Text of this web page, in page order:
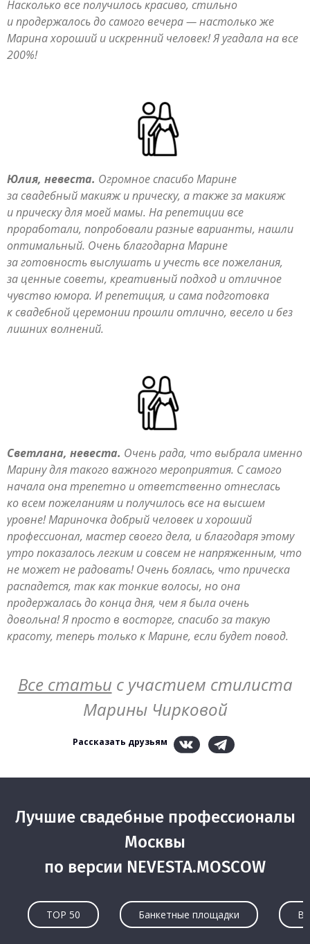
Насколько все получилось красиво, стильно
и продержалось до самого вечера — настолько же
Марина хороший и искренний человек! Я угадала на все
200%!
Юлия, невеста. Огромное спасибо Марине
за свадебный макияж и прическу, а также за макияж
и прическу для моей мамы. На репетиции все
проработали, попробовали разные варианты, нашли
оптимальный. Очень благодарна Марине
за готовность выслушать и учесть все пожелания,
за ценные советы, креативный подход и отличное
чувство юмора. И репетиция, и сама подготовка
к свадебной церемонии прошли отлично, весело и без
лишних волнений.
Светлана, невеста. Очень рада, что выбрала именно
Марину для такого важного мероприятия. С самого
начала она трепетно и ответственно отнеслась
ко всем пожеланиям и получилось все на высшем
уровне! Мариночка добрый человек и хороший
профессионал, мастер своего дела, и благодаря этому
утро показалось легким и совсем не напряженным, что
не может не радовать! Очень боялась, что прическа
распадется, так как тонкие волосы, но она
продержалась до конца дня, чем я была очень
довольна! Я просто в восторге, спасибо за такую
красоту, теперь только к Марине, если будет повод.
Все статьи с участием стилиста
Марины Чирковой
Рассказать друзьям
Лучшие свадебные профессионалы
Москвы
по версии NEVESTA.MOSCOW
TOP 50 Банкетные площадки